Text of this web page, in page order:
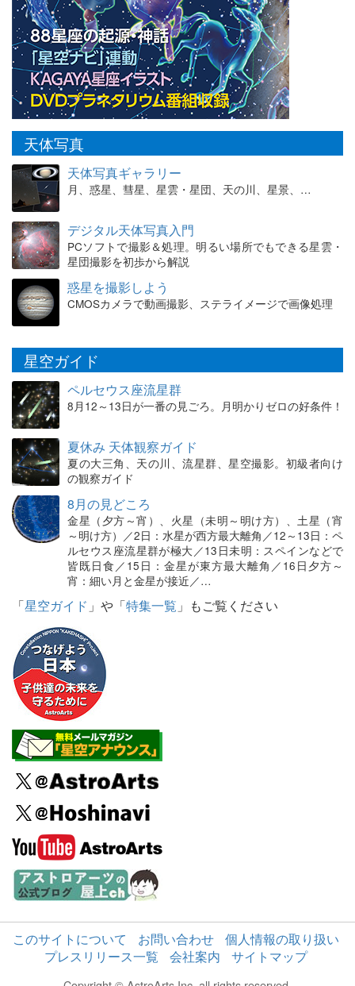
天体写真
天体写真ギャラリー
月、惑星、彗星、星雲・星団、天の川、星景、…
デジタル天体写真入門
PCソフトで撮影＆処理。明るい場所でもできる星雲・
星団撮影を初歩から解説
惑星を撮影しよう
CMOSカメラで動画撮影、ステライメージで画像処理
星空ガイド
ペルセウス座流星群
8月12～13日が一番の見ごろ。月明かりゼロの好条件！
夏休み 天体観察ガイド
夏の大三角、天の川、流星群、星空撮影。初級者向け
の観察ガイド
8月の見どころ
金星（夕方～宵）、火星（未明～明け方）、土星（宵
～明け方）／2日：水星が西方最大離角／12～13日：ペ
ルセウス座流星群が極大／13日未明：スペインなどで
皆既日食／15日：金星が東方最大離角／16日夕方～
宵：細い月と金星が接近／…
「星空ガイド 」や「特集一覧 」もご覧ください
このサイトについて お問い合わせ
個人情報の取り扱い
プレスリリース一覧
会社案内 サイトマップ